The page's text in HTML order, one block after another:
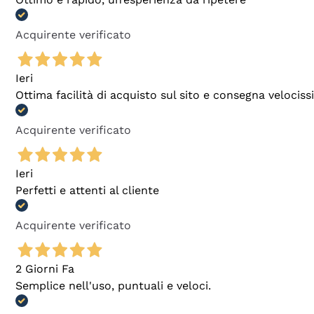
Acquirente verificato
Ieri
Ottima facilità di acquisto sul sito e consegna
Acquirente verificato
Ieri
Perfetti e attenti al cliente
Acquirente verificato
2 Giorni Fa
Semplice nell'uso, puntuali e veloci.